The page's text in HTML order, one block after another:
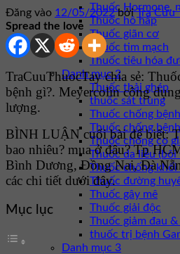
Thuốc Hormone,
Thuốc hô hấp
Thuốc giãn cơ
Thuốc tim mạch
Thuốc tiêu hóa
Danh mục 2
Thuốc thải ghép
thuốc sát trùng
Thuốc chống
Thuốc chống
Thuốc chống co
Thuốc da liễu (bôi
Thuốc chống khối
Thuốc đường
Thuốc gây mê
Thuốc giải độc
Thuốc giảm đau
thuốc trị bệnh
Danh mục 3
Đăng vào 12/05/2022 bởiTra Cứu
Spread the love
TraCuuThuocTay chia sẻ:
bệnh gì?. Meyercolin công
lượng.
BÌNH LUẬN cuối bài để biết:
bao nhiêu? mua ở đâu? Tp
Bình Dương, Đồng Nai, Đà
các chi tiết dưới đây.
Mục lục